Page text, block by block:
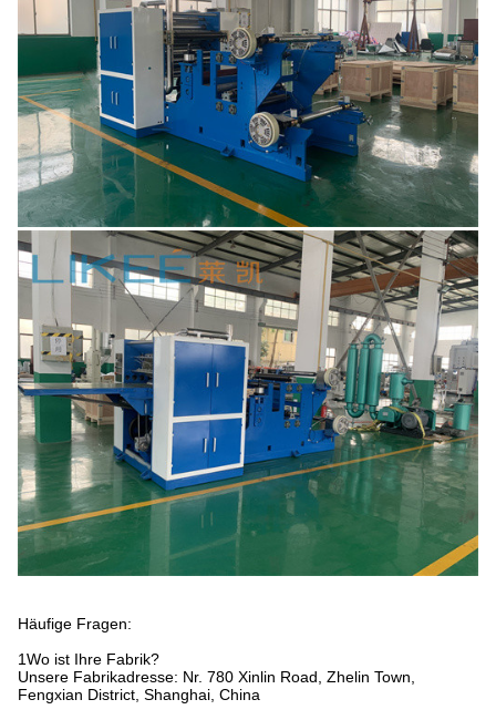
Häufige Fragen:
1Wo ist Ihre Fabrik?
Unsere Fabrikadresse: Nr. 780 Xinlin Road, Zhelin Town,
Fengxian District, Shanghai, China